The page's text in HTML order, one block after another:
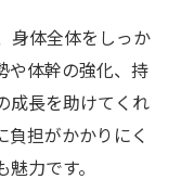
身体全体をしっか
や体幹の強化、持
成長を助けてくれ
負担がかかりにく
力です。